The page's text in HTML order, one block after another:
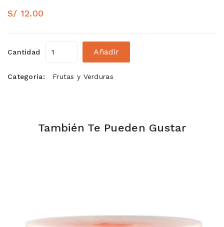
S/ 12.00
Cantidad Añadir
Categoria: Frutas y Verduras
También Te Pueden Gustar